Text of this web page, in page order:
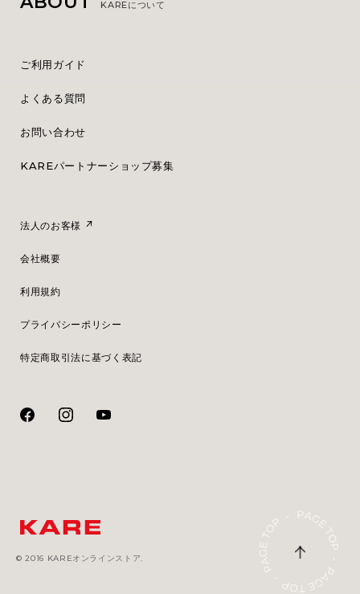
KAREについて
ご利用ガイド
よくある質問
お問い合わせ
KAREパートナーショップ募集
法人のお客様
会社概要
利用規約
プライバシーポリシー
特定商取引法に基づく表記
© 2016 KAREオンラインストア.